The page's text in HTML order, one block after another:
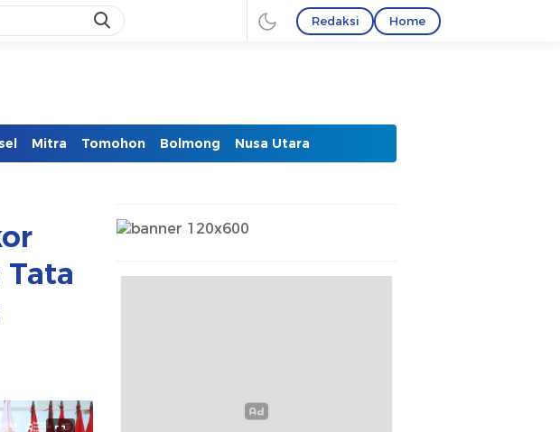
Redaksi Home
Mitra Tomohon Bolmong Nusa Utara
Tata